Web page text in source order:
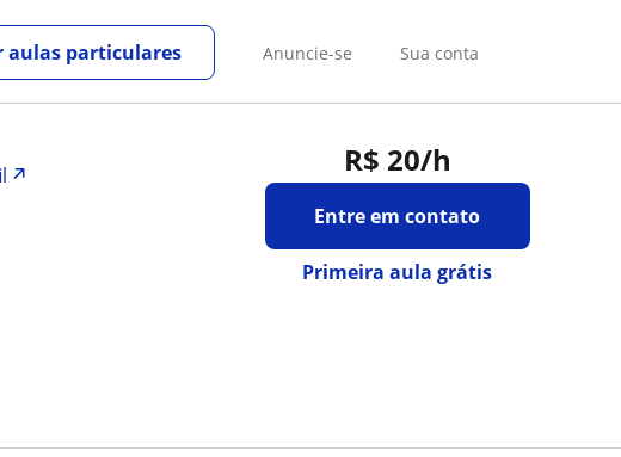
Anuncie-se Sua conta
aulas particulares
R$ 20/h
Entre em contato
Primeira aula grátis